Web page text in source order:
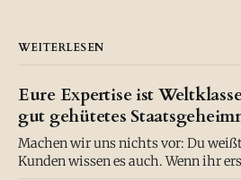
WEITERLESEN
Eure Expertise ist
gut gehütetes
Machen wir uns nichts vor: Du
Kunden wissen es auch. Wenn ihr